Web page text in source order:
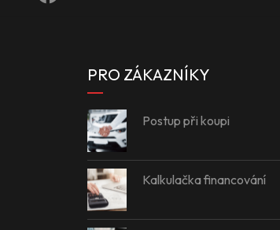
PRO ZÁKAZNÍKY
Postup při koupi
Kalkulačka financování